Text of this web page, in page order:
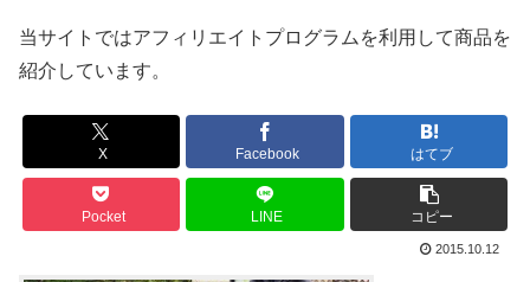
当サイトではアフィリエイトプログラムを利用して商品を
紹介しています。
X Facebook はてブ
Pocket LINE コピー
2015.10.12